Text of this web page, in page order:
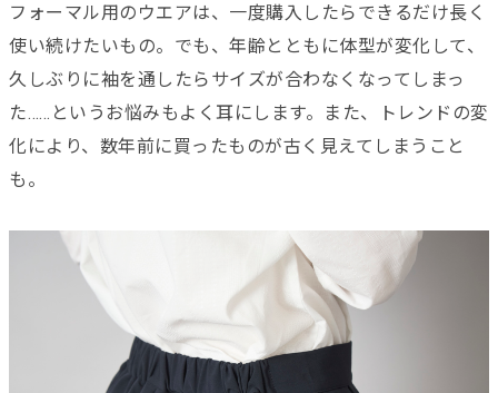
フォーマル用のウエアは、一度購入したらできるだけ長く
使い続けたいもの。でも、年齢とともに体型が変化して、
久しぶりに袖を通したらサイズが合わなくなってしまっ
た……というお悩みもよく耳にします。また、トレンドの変
化により、数年前に買ったものが古く見えてしまうこと
も。